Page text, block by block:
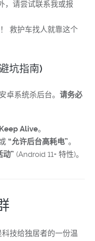
，请尝试联系我或报
救护车找人就靠这个
坑指南)
卓系统杀后台。 请务必
Alive。
“允许后台高耗电”。
动” (Android 11+ 特性)。
技给独居者的一份温